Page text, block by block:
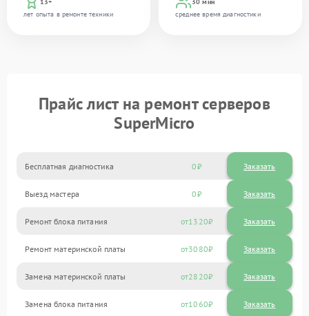
лет опыта в ремонте техники
среднее время диагностики
Прайс лист на ремонт серверов
SuperMicro
Бесплатная диагностика 0 Заказать
Выезд мастера 0 Заказать
Ремонт блока питания 1320
Ремонт материнской платы 3080
Замена материнской платы 2820
Замена блока питания 1060